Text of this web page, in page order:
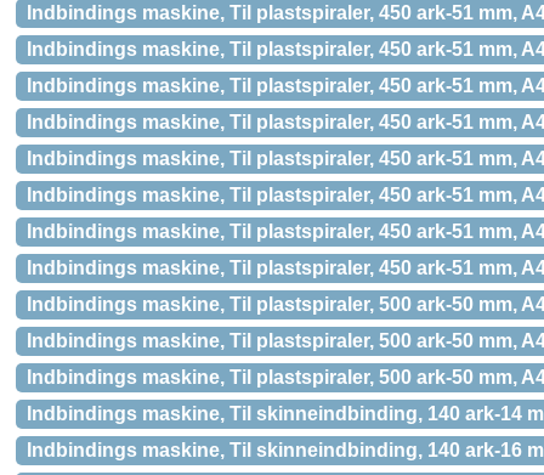
Indbindings maskine, Til plastspiraler, 450 ark-51 mm,
Indbindings maskine, Til plastspiraler, 450 ark-51 mm,
Indbindings maskine, Til plastspiraler, 450 ark-51 mm,
Indbindings maskine, Til plastspiraler, 450 ark-51 mm,
Indbindings maskine, Til plastspiraler, 450 ark-51 mm,
Indbindings maskine, Til plastspiraler, 450 ark-51 mm,
Indbindings maskine, Til plastspiraler, 450 ark-51 mm,
Indbindings maskine, Til plastspiraler, 450 ark-51 mm,
Indbindings maskine, Til plastspiraler, 500 ark-50 mm,
Indbindings maskine, Til plastspiraler, 500 ark-50 mm,
Indbindings maskine, Til plastspiraler, 500 ark-50 mm,
Indbindings maskine, Til skinneindbinding, 140 ark-14
Indbindings maskine, Til skinneindbinding, 140 ark-16